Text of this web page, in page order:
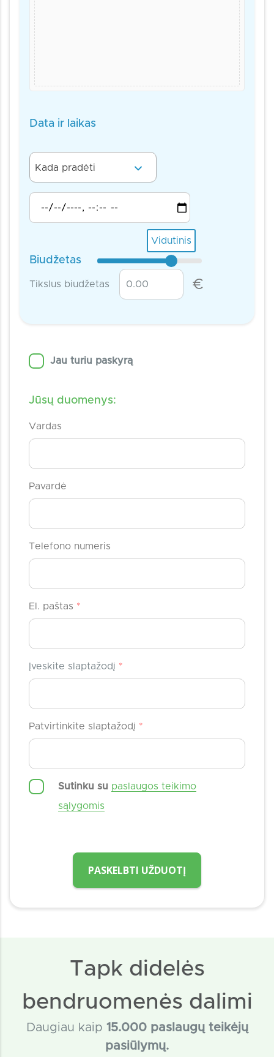
Data ir laikas
Kada pradėti
Biudžetas
Vidutinis
Tikslus biudžetas €
Jau turiu paskyrą
Jūsų duomenys:
Vardas
Pavardė
Telefono numeris
El. paštas *
Įveskite slaptažodį *
Patvirtinkite slaptažodį *
Sutinku su paslaugos teikimo
sąlygomis
PASKELBTI UŽDUOTĮ
Tapk didelės
bendruomenės dalimi
Daugiau kaip 15.000 paslaugų teikėjų
pasiūlymų.